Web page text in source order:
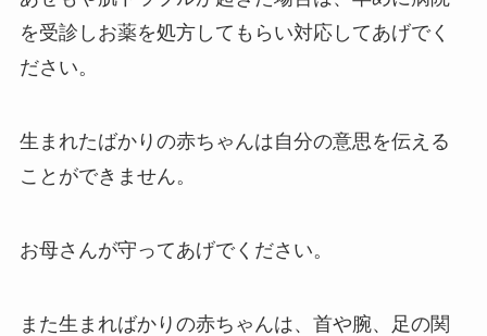
を受診しお薬を処方してもらい対応してあげでく
ださい。
生まれたばかりの赤ちゃんは自分の意思を伝える
ことができません。
お母さんが守ってあげでください。
また生まればかりの赤ちゃんは、首や腕、足の関